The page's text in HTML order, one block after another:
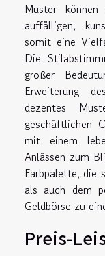
Muster
auffälligen,
somit eine
Die
großer
Erweiterung
dezentes
geschäftlichen
mit einem
Anlässen zum
Farbpalette, die
als auch dem
Geldbörse zu
Preis-